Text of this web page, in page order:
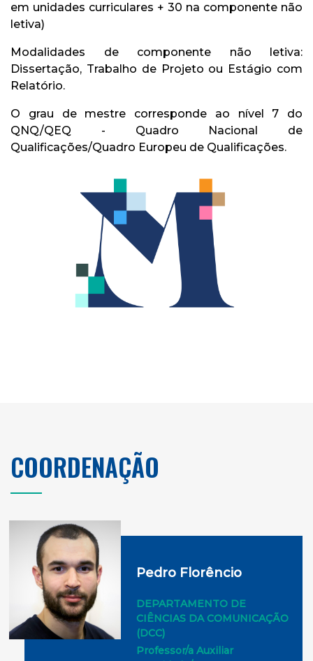
em unidades curriculares + 30 na componente não
letiva)
Modalidades de componente não letiva:
Dissertação, Trabalho de Projeto ou Estágio com
Relatório.
O grau de mestre corresponde ao nível 7 do
QNQ/QEQ - Quadro Nacional de
Qualificações/Quadro Europeu de Qualificações.
COORDENAÇÃO
Pedro Florêncio
DEPARTAMENTO DE
CIÊNCIAS DA COMUNICAÇÃO
(DCC)
Professor/a Auxiliar